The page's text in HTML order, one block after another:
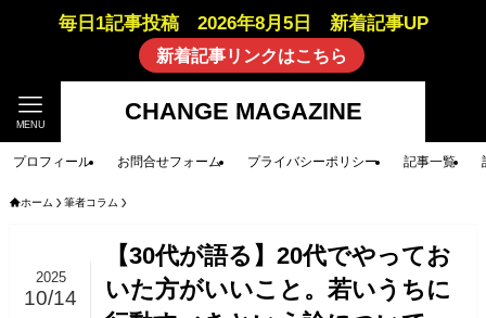
毎日1記事投稿 2026年8月5日 新着記事UP
新着記事リンクはこちら
CHANGE MAGAZINE
MENU
プロフィール お問合せフォーム プライバシーポリシー 記事一覧
ホーム 筆者コラム
【30代が語る】20代でやってお
いた方がいいこと。若いうちに
2025
10/14